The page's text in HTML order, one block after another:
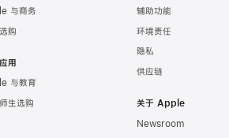
与商务
购
用
与教育
生选购
辅助功能
环境责任
隐私
供应链
关于 Apple
Newsroom